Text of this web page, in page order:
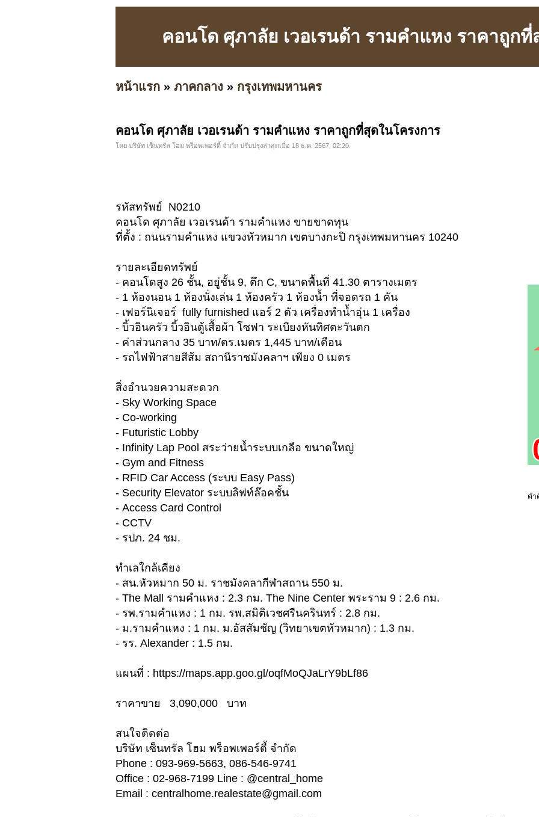
คอนโด ศุภาลัย เวอเรนด้า รามคำแหง ราคาถูกที่
หน้าแรก » ภาคกลาง » กรุงเทพมหานคร
คอนโด ศุภาลัย เวอเรนด้า รามคำแหง ราคาถูกที่สุดในโครงการ
โดย บริษัท เซ็นทรัล โฮม พร็อพเพอร์ตี้ จำกัด ปรับปรุงล่าสุดเมื่อ 18 ธ.ค. 2567, 02:20.
รหัสทรัพย์ N0210
คอนโด ศุภาลัย เวอเรนด้า รามคำแหง ขายขาดทุน
ที่ตั้ง : ถนนรามคำแหง แขวงหัวหมาก เขตบางกะปิ กรุงเทพมหานคร 10240
รายละเอียดทรัพย์
- คอนโดสูง 26 ชั้น, อยู่ชั้น 9, ตึก C, ขนาดพื้นที่ 41.30 ตารางเมตร
- 1 ห้องนอน 1 ห้องนั่งเล่น 1 ห้องครัว 1 ห้องน้ำ ที่จอดรถ 1 คัน
- เฟอร์นิเจอร์ fully furnished แอร์ 2 ตัว เครื่องทำน้ำอุ่น 1 เครื่อง
- บิ้วอินครัว บิ้วอินตู้เสื้อผ้า โซฟา ระเบียงหันทิศตะวันตก
- ค่าส่วนกลาง 35 บาท/ตร.เมตร 1,445 บาท/เดือน
- รถไฟฟ้าสายสีส้ม สถานีราชมังคลาฯ เพียง 0 เมตร
สิ่งอำนวยความสะดวก
- Sky Working Space
- Co-working
- Futuristic Lobby
- Infinity Lap Pool สระว่ายน้ำระบบเกลือ ขนาดใหญ่
- Gym and Fitness
- RFID Car Access (ระบบ Easy Pass)
- Security Elevator ระบบลิฟท์ล๊อคชั้น
- Access Card Control
- CCTV
- รปภ. 24 ชม.
ทำเลใกล้เคียง
- สน.หัวหมาก 50 ม. ราชมังคลากีฬาสถาน 550 ม.
- The Mall รามคำแหง : 2.3 กม. The Nine Center พระราม 9 : 2.6 กม.
- รพ.รามคำแหง : 1 กม. รพ.สมิติเวชศรีนครินทร์ : 2.8 กม.
- ม.รามคำแหง : 1 กม. ม.อัสสัมชัญ (วิทยาเขตหัวหมาก) : 1.3 กม.
- รร. Alexander : 1.5 กม.
แผนที่ : https://maps.app.goo.gl/oqfMoQJaLrY9bLf86
ราคาขาย 3,090,000 บาท
สนใจติดต่อ
บริษัท เซ็นทรัล โฮม พร็อพเพอร์ตี้ จำกัด
Phone : 093-969-5663, 086-546-9741
Office : 02-968-7199 Line : @central_home
​​​​​​​Email : centralhome.realestate@gmail.com
คำ